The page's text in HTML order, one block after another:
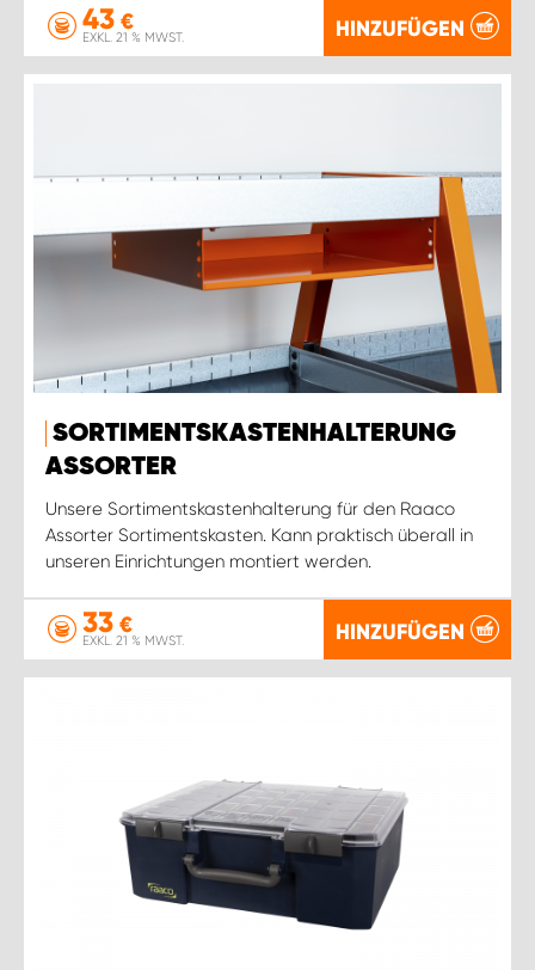
43 €
EXKL. 21 % MWST. HINZUFÜGEN
SORTIMENTSKASTENHALTERUNG
ASSORTER
Unsere Sortimentskastenhalterung für den Raaco
Assorter Sortimentskasten. Kann praktisch überall in
unseren Einrichtungen montiert werden.
33 €
EXKL. 21 % MWST. HINZUFÜGEN